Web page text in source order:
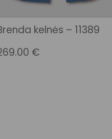
kelnės – 11389
€